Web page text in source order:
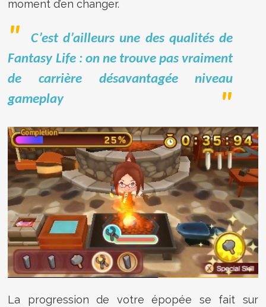
moment d’en changer.
C’est d’ailleurs une des qualités de
Fantasy Life : on ne trouve pas vraiment
de carrière désavantagée niveau
gameplay
La progression de votre épopée se fait sur